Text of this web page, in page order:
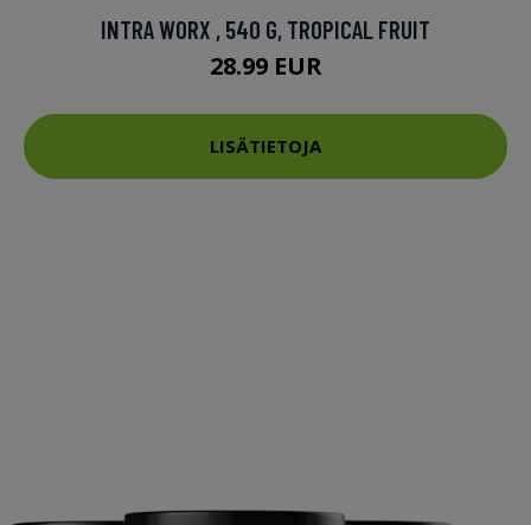
INTRA WORX , 540 G, TROPICAL FRUIT
28.99 EUR
LISÄTIETOJA